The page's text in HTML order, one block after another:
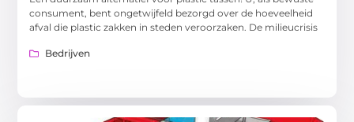
consument, bent ongetwijfeld bezorgd over de hoeveelheid
afval die plastic zakken in steden veroorzaken. De milieucrisis
Bedrijven